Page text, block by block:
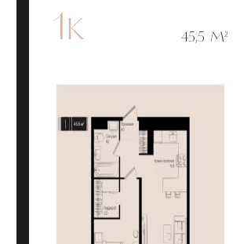
1к 45,5 М²